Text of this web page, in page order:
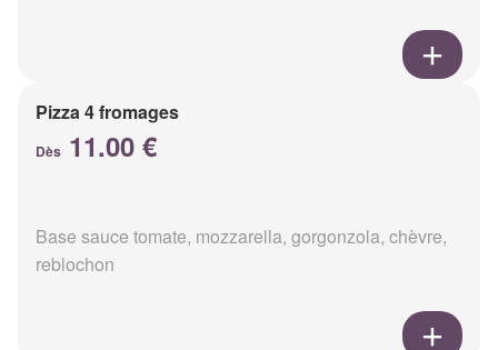
Pizza 4 fromages
Dès 11.00 €
Base sauce tomate, mozzarella, gorgonzola, chèvre,
reblochon